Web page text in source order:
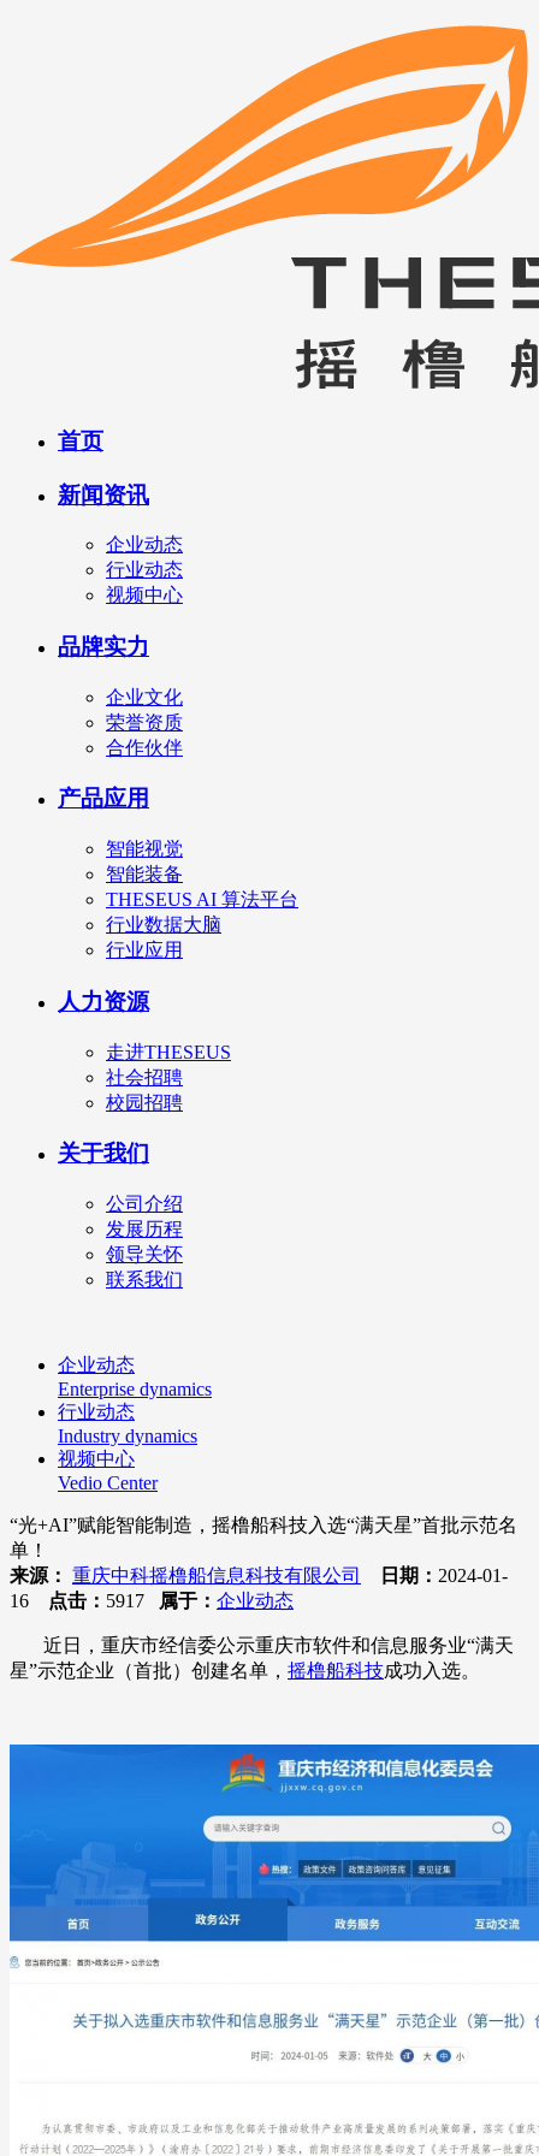
首页
新闻资讯
企业动态
行业动态
视频中心
品牌实力
企业文化
荣誉资质
合作伙伴
产品应用
智能视觉
智能装备
THESEUS AI 算法平台
行业数据大脑
行业应用
人力资源
走进THESEUS
社会招聘
校园招聘
关于我们
公司介绍
发展历程
领导关怀
联系我们
企业动态
Enterprise dynamics
行业动态
Industry dynamics
视频中心
Vedio Center
“光+AI”赋能智能制造，摇橹船科技入选“满天星”首批示范名
单！
来源： 重庆中科摇橹船信息科技有限公司 日期： 2024-01-
16
点击： 5917 属于： 企业动态
近日，重庆市经信委公示重庆市软件和信息服务业“满天
星”示范企业（首批）创建名单， 摇橹船科技成功入选。